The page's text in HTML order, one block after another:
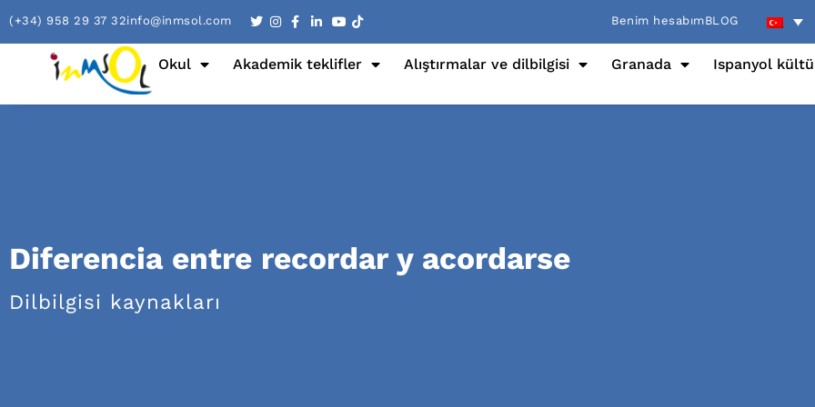
(+34) 958 29 37 32info@inmsol.com Benim hesabımBLOG
Okul Akademik teklifler Alıştırmalar ve dilbilgisi Granada Ispanyol
Diferencia entre recordar y acordarse
Dilbilgisi kaynakları